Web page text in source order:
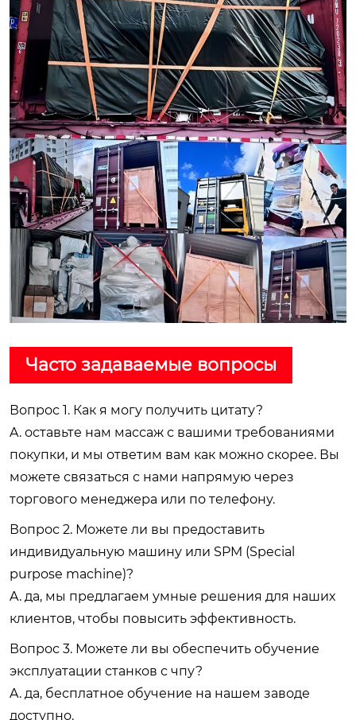
Часто задаваемые вопросы
Вопрос 1. Как я могу получить цитату?
A. оставьте нам массаж с вашими требованиями
покупки, и мы ответим вам как можно скорее. Вы
можете связаться с нами напрямую через
торгового менеджера или по телефону.
Вопрос 2. Можете ли вы предоставить
индивидуальную машину или SPM (Special
purpose machine)?
A. да, мы предлагаем умные решения для наших
клиентов, чтобы повысить эффективность.
Вопрос 3. Можете ли вы обеспечить обучение
эксплуатации станков с чпу?
A. да, бесплатное обучение на нашем заводе
доступно.